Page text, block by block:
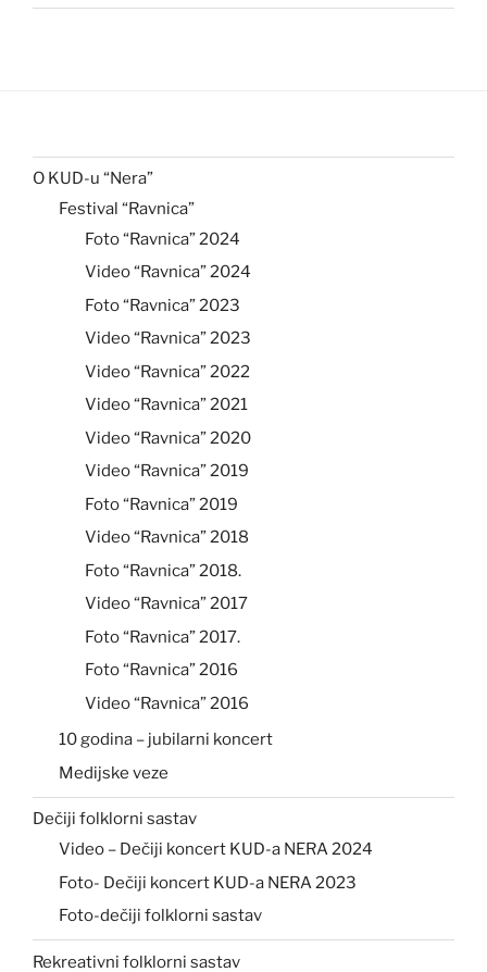
O KUD-u “Nera”
Festival “Ravnica”
Foto “Ravnica” 2024
Video “Ravnica” 2024
Foto “Ravnica” 2023
Video “Ravnica” 2023
Video “Ravnica” 2022
Video “Ravnica” 2021
Video “Ravnica” 2020
Video “Ravnica” 2019
Foto “Ravnica” 2019
Video “Ravnica” 2018
Foto “Ravnica” 2018.
Video “Ravnica” 2017
Foto “Ravnica” 2017.
Foto “Ravnica” 2016
Video “Ravnica” 2016
10 godina – jubilarni koncert
Medijske veze
Dečiji folklorni sastav
Video – Dečiji koncert KUD-a NERA 2024
Foto- Dečiji koncert KUD-a NERA 2023
Foto-dečiji folklorni sastav
Rekreativni folklorni sastav